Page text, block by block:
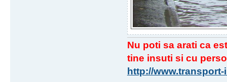
Nu poti sa arati ca
tine insuti si cu
http://